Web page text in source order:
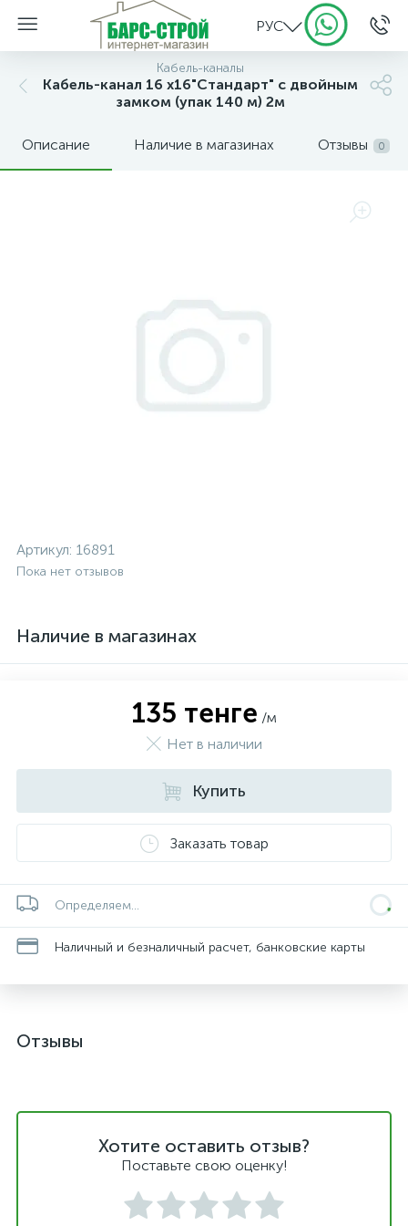
РУС
Кабель-каналы
Кабель-канал 16 х16"Стандарт" с двойным
замком (упак 140 м) 2м
Описание Наличие в магазинах Отзывы 0
Артикул: 16891
Пока нет отзывов
Наличие в магазинах
135 тенге /м
Нет в наличии
Купить
Заказать товар
Определяем...
Наличный и безналичный расчет, банковские карты
Отзывы
Хотите оставить отзыв?
Поставьте свою оценку!